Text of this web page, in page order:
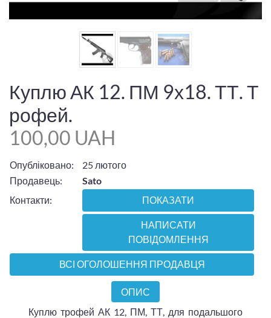
Куплю АК 12. ПМ 9х18. ТТ. Т
рофей.
100,00 UAH
Опубліковано:
25 лютого
Продавець:
Sato
Контакти:
ПОКАЗАТИ
НАПИСАТИ
ПОВІДОМЛЕННЯ
ВСІ ОГОЛОШЕННЯ ПРОДАВЦЯ
ОПИС
Куплю трофей АК 12, ПМ, ТТ, для подальшого